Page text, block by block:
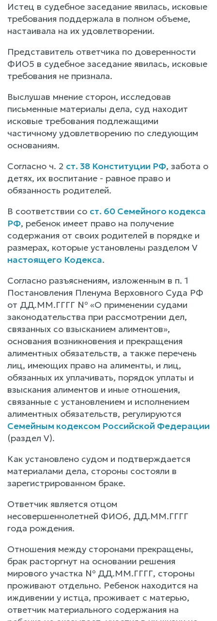
Истец в судебное заседание явилась, исковые
требования поддержала в полном объеме,
настаивала на их удовлетворении.
Представитель ответчика по доверенности
ФИО5 в судебное заседание явилась, исковые
требования не признала.
Выслушав мнение сторон, исследовав
письменные материалы дела, суд находит
исковые требования подлежащими
частичному удовлетворению по следующим
основаниям.
Согласно ч. 2 ст. 38 Конституции РФ, забота о
детях, их воспитание - равное право и
обязанность родителей.
В соответствии со ст. 60 Семейного кодекса
РФ, ребенок имеет право на получение
содержания от своих родителей в порядке и
размерах, которые установлены разделом V
настоящего Кодекса.
Согласно разъяснениям, изложенным в п. 1
Постановления Пленума Верховного Суда РФ
от ДД.ММ.ГГГГ № «О применении судами
законодательства при рассмотрении дел,
связанных со взысканием алиментов»,
основания возникновения и прекращения
алиментных обязательств, а также перечень
лиц, имеющих право на алименты, и лиц,
обязанных их уплачивать, порядок уплаты и
взыскания алиментов и иные отношения,
связанные с установлением и исполнением
алиментных обязательств, регулируются
Семейным кодексом Российской Федерации
(раздел V).
Как установлено судом и подтверждается
материалами дела, стороны состояли в
зарегистрированном браке.
Ответчик является отцом
несовершеннолетней ФИО6, ДД.ММ.ГГГГ
года рождения.
Отношения между сторонами прекращены,
брак расторгнут на основании решения
мирового участка № ДД.ММ.ГГГГ, стороны
проживают отдельно. Ребенок находится на
иждивении у истца, проживает с матерью,
ответчик материального содержания на